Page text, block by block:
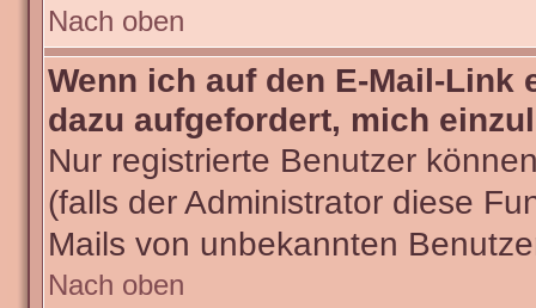
Nach oben
Wenn ich auf den E-Mail-
dazu aufgefordert, mich
Nur registrierte Benutzer
(falls der Administrator diese
Mails von unbekannten
Nach oben